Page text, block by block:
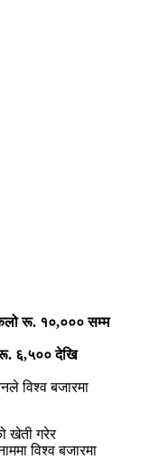
रू. १०,००० सम्म
६,५०० देखि
विश्व बजारमा
खेती गरेर
विश्व बजारमा